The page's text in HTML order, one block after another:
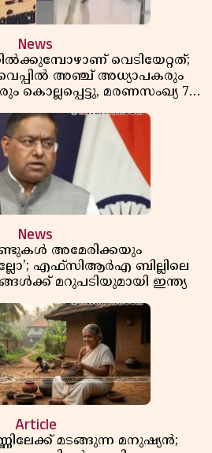
News
വെടിയേറ്റത്;
അഞ്ച് അധ്യാപകരും
കൊല്ലപ്പെട്ടു, മരണസംഖ്യ 7;
News
അമേരിക്കയും
എഫ്സിആർഎ ബില്ലിലെ
മറുപടിയുമായി ഇന്ത്യ
Article
മടങ്ങുന്ന മനുഷ്യൻ;